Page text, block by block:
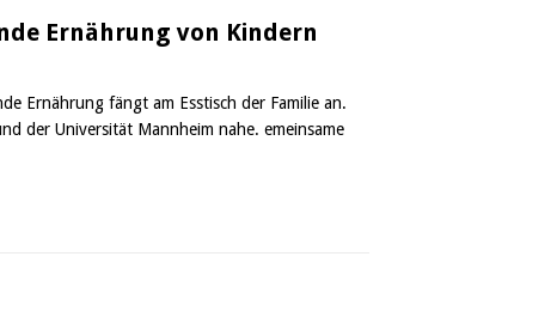
Ernährung von Kindern
Ernährung fängt am Esstisch der Familie an.
der Universität Mannheim nahe. emeinsame